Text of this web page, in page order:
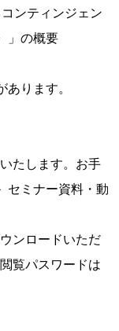
ンティンジェン
」の概要
ります。
たします。お手
セミナー資料・動
ンロードいただ
覧パスワードは